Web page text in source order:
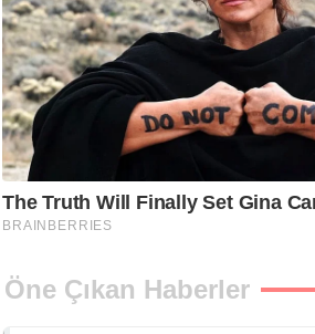
Öne Çıkan Haberler